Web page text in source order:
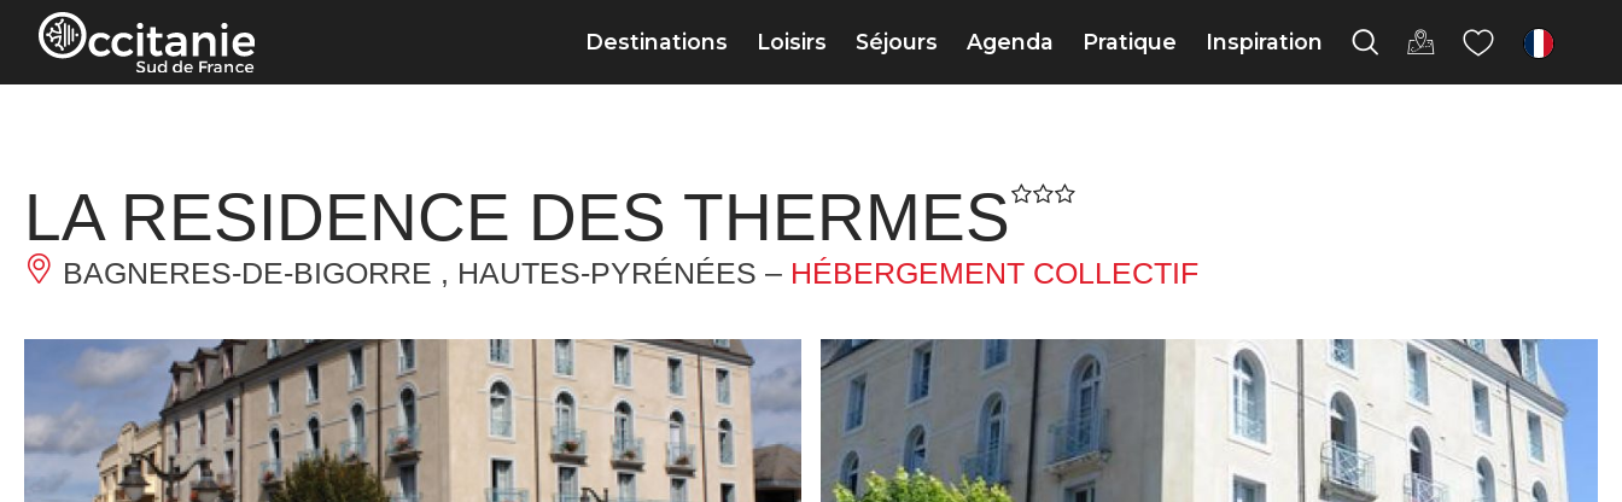
Panneau de gestion des cookies
Destinations Loisirs Séjours Agenda Pratique Inspiration fr
LA RESIDENCE DES THERMES
BAGNERES-DE-BIGORRE , HAUTES-PYRÉNÉES – HÉBERGEMENT COLLECTIF